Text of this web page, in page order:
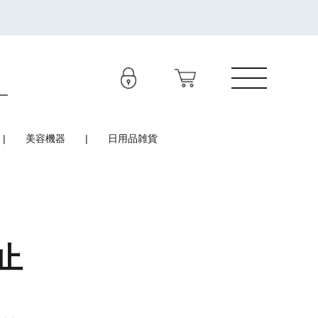
美容機器 日用品雑貨